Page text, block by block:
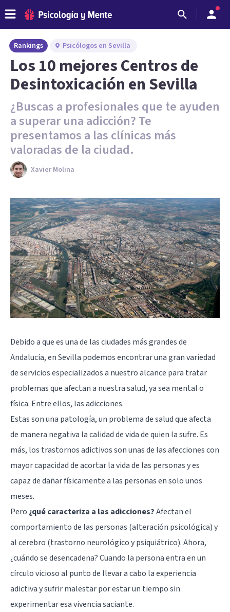
Rankings Psicólogos en Sevilla
Los 10 mejores Centros de
Desintoxicación en Sevilla
¿Buscas a profesionales que te ayuden
a superar una adicción? Te
presentamos a las clínicas más
valoradas de la ciudad.
Xavier Molina
Debido a que es una de las ciudades más grandes de
Andalucía, en Sevilla podemos encontrar una gran variedad
de servicios especializados a nuestro alcance para tratar
problemas que afectan a nuestra salud, ya sea mental o
física. Entre ellos, las adicciones.
Estas son una patología, un problema de salud que afecta
de manera negativa la calidad de vida de quien la sufre. Es
más, los trastornos adictivos son unas de las afecciones con
mayor capacidad de acortar la vida de las personas y es
capaz de dañar físicamente a las personas en solo unos
meses.
Pero ¿qué caracteriza a las adicciones?Afectan el
comportamiento de las personas (alteración psicológica) y
al cerebro (trastorno neurológico y psiquiátrico). Ahora,
¿cuándo se desencadena? Cuando la persona entra en un
círculo vicioso al punto de llevar a cabo la experiencia
adictiva y sufrir malestar por estar un tiempo sin
experimentar esa vivencia saciante.